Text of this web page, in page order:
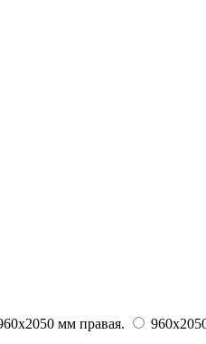
мм правая.